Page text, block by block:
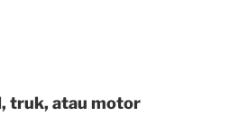
truk, atau motor